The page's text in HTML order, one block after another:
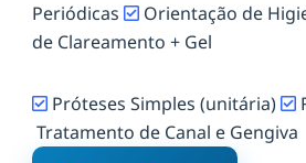
Periódicas
Orientação de
de Clareamento + Gel
Próteses Simples (unitária)
Tratamento de Canal e Gengiva